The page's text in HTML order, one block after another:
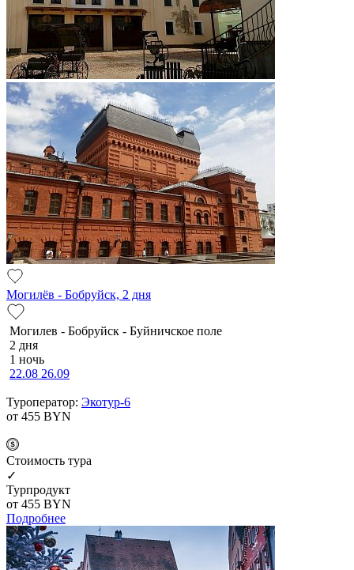
Могилёв - Бобруйск, 2 дня
Мо­ги­лев - Бобруйск - Буй­нич­ское по­ле
2 дня
1 ночь
22.08 26.09
Туроператор: Экотур-6
от 455 BYN
Cтоимость тура
✓
Турпродукт
от 455 BYN
Подробнее